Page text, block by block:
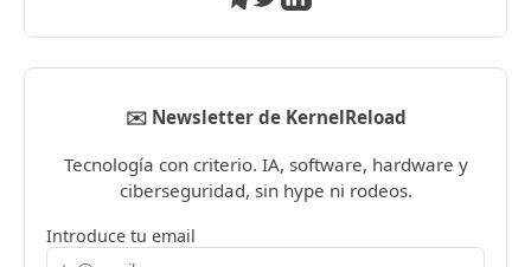
✉️ Newsletter de KernelReload
Tecnología con criterio. IA, software, hardware y
ciberseguridad, sin hype ni rodeos.
Introduce tu email